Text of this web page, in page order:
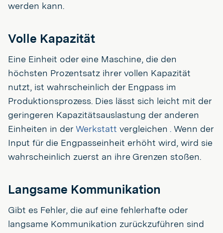
werden kann.
Volle Kapazität
Eine Einheit oder eine Maschine, die den
höchsten Prozentsatz ihrer vollen Kapazität
nutzt, ist wahrscheinlich der Engpass im
Produktionsprozess. Dies lässt sich leicht mit der
geringeren Kapazitätsauslastung der anderen
Einheiten in der Werkstatt vergleichen . Wenn der
Input für die Engpasseinheit erhöht wird, wird sie
wahrscheinlich zuerst an ihre Grenzen stoßen.
Langsame Kommunikation
Gibt es Fehler, die auf eine fehlerhafte oder
langsame Kommunikation zurückzuführen sind